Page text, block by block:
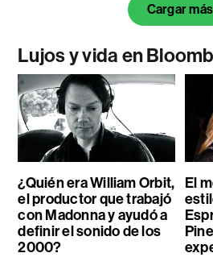
Cargar más
Lujos y vida en
¿Quién era William Orbit,
el productor que trabajó
con Madonna y ayudó a
definir el sonido de los
2000?
El